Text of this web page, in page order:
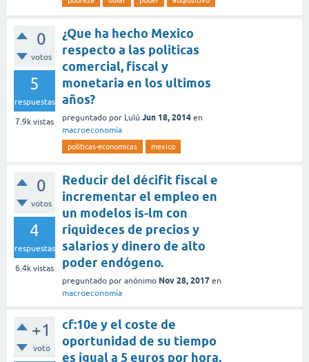
0
votos
5
respuestas
7.9k vistas
¿Que ha hecho Mexico
respecto a las politicas
comercial, fiscal y
monetaria en los ultimos
años?
preguntado por Lulú Jun 18, 2014 en
macroeconomía
politicas-economicas mexico
0
votos
4
respuestas
6.4k vistas
Reducir del décifit fiscal e
incrementar el empleo en
un modelos is-lm con
riquideces de precios y
salarios y dinero de alto
poder endógeno.
preguntado por anónimo Nov 28, 2017 en
macroeconomía
+1
voto
cf:10e y el coste de
oportunidad de su tiempo
es igual a 5 euros por hora.